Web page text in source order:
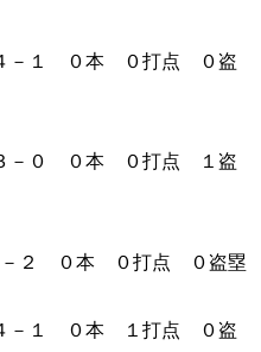
０本 ０打点 ０盗
０本 ０打点 １盗
０本 ０打点 ０盗塁
０本 １打点 ０盗